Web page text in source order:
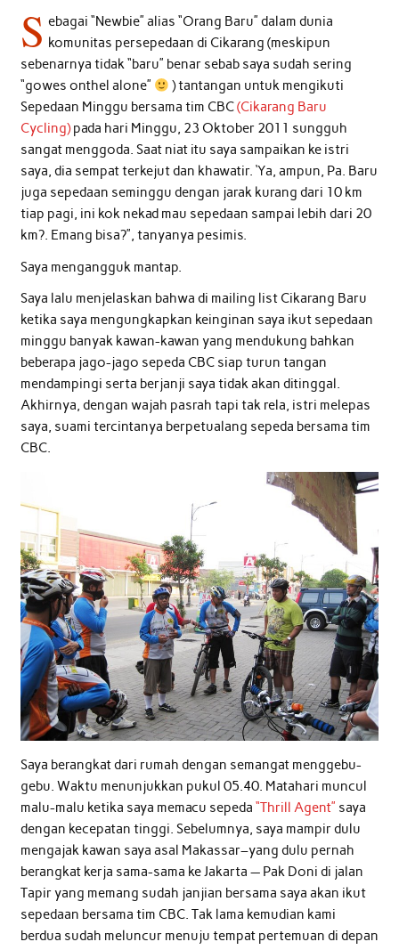
S ebagai “Newbie” alias “Orang Baru” dalam dunia
komunitas persepedaan di Cikarang (meskipun
sebenarnya tidak “baru” benar sebab saya sudah sering
“gowes onthel alone”
) tantangan untuk mengikuti
Sepedaan Minggu bersama tim CBC(Cikarang Baru
Cycling)pada hari Minggu, 23 Oktober 2011 sungguh
sangat menggoda. Saat niat itu saya sampaikan ke istri
saya, dia sempat terkejut dan khawatir. ‘Ya, ampun, Pa. Baru
juga sepedaan seminggu dengan jarak kurang dari 10 km
tiap pagi, ini kok nekad mau sepedaan sampai lebih dari 20
km?. Emang bisa?”, tanyanya pesimis.
Saya mengangguk mantap.
Saya lalu menjelaskan bahwa di mailing list Cikarang Baru
ketika saya mengungkapkan keinginan saya ikut sepedaan
minggu banyak kawan-kawan yang mendukung bahkan
beberapa jago-jago sepeda CBC siap turun tangan
mendampingi serta berjanji saya tidak akan ditinggal.
Akhirnya, dengan wajah pasrah tapi tak rela, istri melepas
saya, suami tercintanya berpetualang sepeda bersama tim
CBC.
Saya berangkat dari rumah dengan semangat menggebu-
gebu. Waktu menunjukkan pukul 05.40. Matahari muncul
malu-malu ketika saya memacu sepeda “Thrill Agent” saya
dengan kecepatan tinggi. Sebelumnya, saya mampir dulu
mengajak kawan saya asal Makassar–yang dulu pernah
berangkat kerja sama-sama ke Jakarta — Pak Doni di jalan
Tapir yang memang sudah janjian bersama saya akan ikut
sepedaan bersama tim CBC. Tak lama kemudian kami
berdua sudah meluncur menuju tempat pertemuan di depan